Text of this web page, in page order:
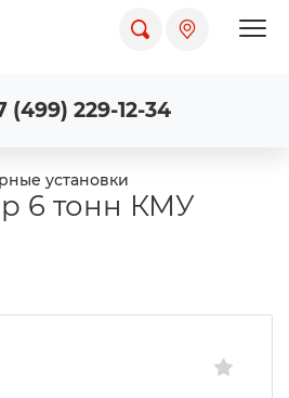
(499) 229-12-34
установки
6 тонн КМУ